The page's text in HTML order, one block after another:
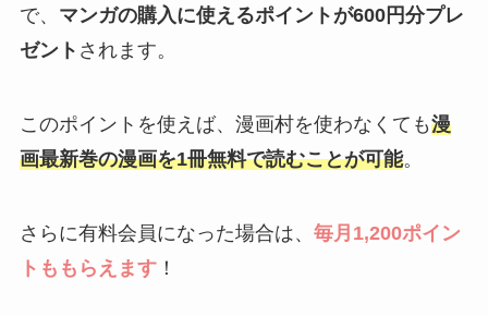
で、 マンガの購入に使えるポイントが600円分プレ
ゼント されます。
このポイントを使えば、漫画村を使わなくても漫
画最新巻の漫画を1冊無料で読むことが可能。
さらに有料会員になった場合は、 毎月1,200ポイン
トももらえます！